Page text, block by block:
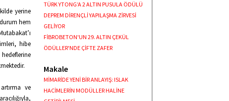
yerine
hem
hibe
ve
TÜRK YTONG’A 2 ALTIN PUSULA ÖDÜLÜ
DEPREM DİRENÇLİ YAPILAŞMA ZİRVESİ
GELİYOR
FİBROBETON'UN 29. ALTIN ÇEKÜL
ÖDÜLLER'NDE ÇİFTE ZAFER
Makale
MİMARİDE YENİ BİR ANLAYIŞ: ISLAK
HACİMLERİN MODÜLLER HALİNE